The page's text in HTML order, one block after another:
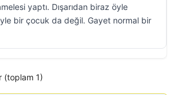
yaptı. Dışarıdan biraz öyle
bir çocuk da değil. Gayet normal bir
(toplam 1)